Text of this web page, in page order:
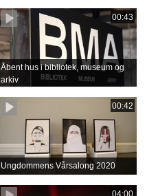
00:43
Åbent hus i bibliotek, museum og
arkiv
00:42
Ungdommens Vårsalong 2020
04:00